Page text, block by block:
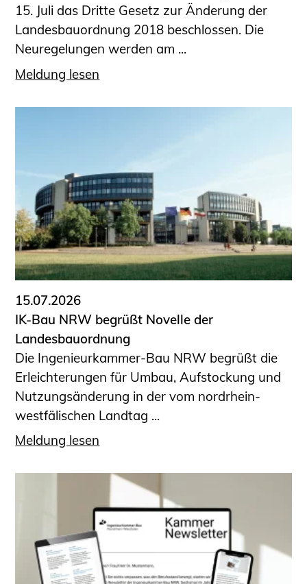
15. Juli das Dritte Gesetz zur Änderung der
Landesbauordnung 2018 beschlossen. Die
Neuregelungen werden am ...
Meldung lesen
15.07.2026
IK-Bau NRW begrüßt Novelle der
Landesbauordnung
Die Ingenieurkammer-Bau NRW begrüßt die
Erleichterungen für Umbau, Aufstockung und
Nutzungsänderung in der vom nordrhein-
westfälischen Landtag ...
Meldung lesen